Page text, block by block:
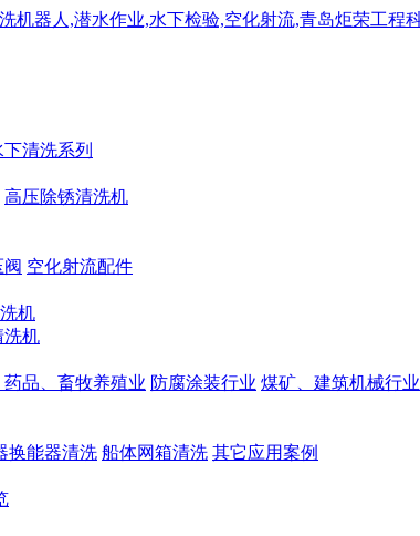
清洗系列
高压除锈清洗机
空化射流配件
机
洗机
药品、畜牧养殖业 防腐涂装行业 煤矿、建筑机械行业
换能器清洗 船体网箱清洗 其它应用案例